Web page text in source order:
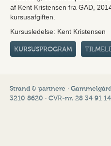
af Kent Kristensen fra GAD,
kursusafgiften.
Kursusledelse: Kent Kristensen
KURSUSPROGRAM
Strand & partnere ·
3210 8620 · CVR-nr. 28 34 91 14